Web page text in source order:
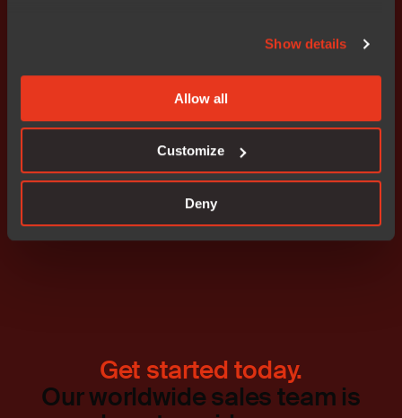
Show details
Allow all
Customize
Deny
Prenumerera på IR nyheter
Get started today.
Our worldwide sales team is